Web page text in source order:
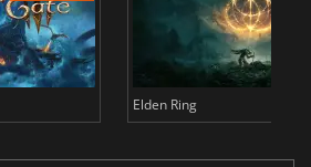
Elden Ring